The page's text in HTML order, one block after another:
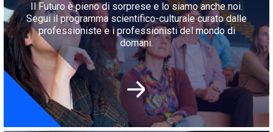
Il Futuro è pieno di sorprese e lo siamo anche noi.
Segui il programma scientifico-culturale curato dalle
professioniste e i professionisti del mondo di
domani.